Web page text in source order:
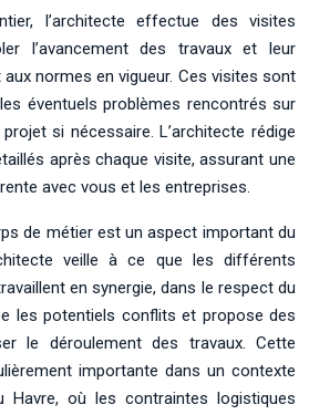
l’architecte effectue des visites
l’avancement des travaux et leur
normes en vigueur. Ces visites sont
éventuels problèmes rencontrés sur
si nécessaire. L’architecte rédige
après chaque visite, assurant une
avec vous et les entreprises.
de métier est un aspect important du
veille à ce que les différents
en synergie, dans le respect du
les potentiels conflits et propose des
le déroulement des travaux. Cette
importante dans un contexte
Havre, où les contraintes logistiques